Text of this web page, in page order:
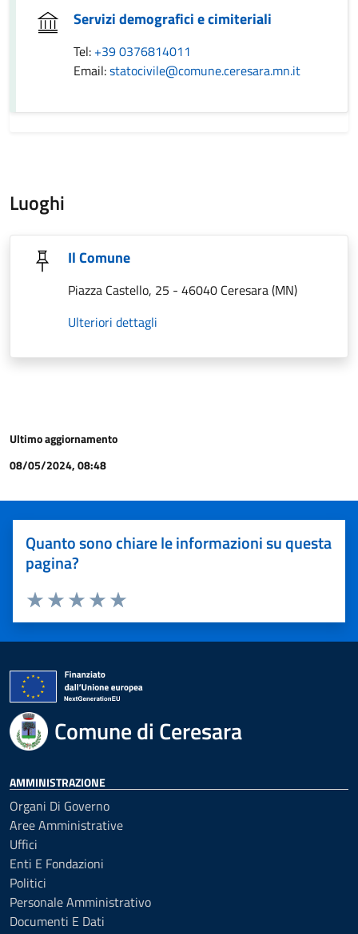
Servizi demografici e cimiteriali
Tel: +39 0376814011
Email:statocivile@comune.ceresara.mn.it
Luoghi
Il Comune
Piazza Castello, 25 - 46040 Ceresara (MN)
Ulteriori dettagli
Ultimo aggiornamento
08/05/2024, 08:48
Quanto sono chiare le informazioni su questa
pagina?
Valuta 5 stelle su 5
Valuta 4 stelle su 5
Valuta 3 stelle su 5
Valuta 2 stelle su 5
Valuta 1 stelle su 5
Comune di Ceresara
AMMINISTRAZIONE
Organi Di Governo
Aree Amministrative
Uffici
Enti E Fondazioni
Politici
Personale Amministrativo
Documenti E Dati